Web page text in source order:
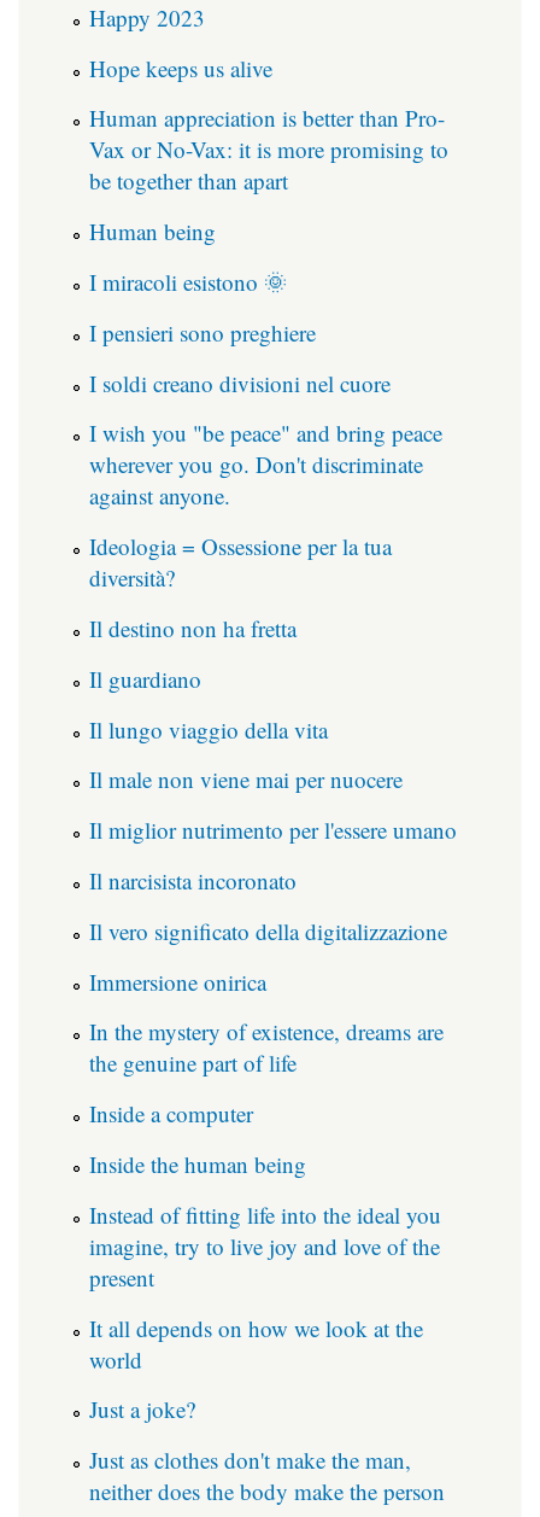
Happy 2023
Hope keeps us alive
Human appreciation is better than Pro-
Vax or No-Vax: it is more promising to
be together than apart
Human being
I miracoli esistono 🌞
I pensieri sono preghiere
I soldi creano divisioni nel cuore
I wish you "be peace" and bring peace
wherever you go. Don't discriminate
against anyone.
Ideologia = Ossessione per la tua
diversità?
Il destino non ha fretta
Il guardiano
Il lungo viaggio della vita
Il male non viene mai per nuocere
Il miglior nutrimento per l'essere umano
Il narcisista incoronato
Il vero significato della digitalizzazione
Immersione onirica
In the mystery of existence, dreams are
the genuine part of life
Inside a computer
Inside the human being
Instead of fitting life into the ideal you
imagine, try to live joy and love of the
present
It all depends on how we look at the
world
Just a joke?
Just as clothes don't make the man,
neither does the body make the person